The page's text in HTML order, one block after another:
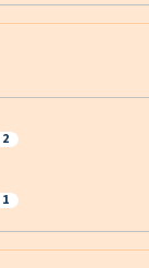
2
1